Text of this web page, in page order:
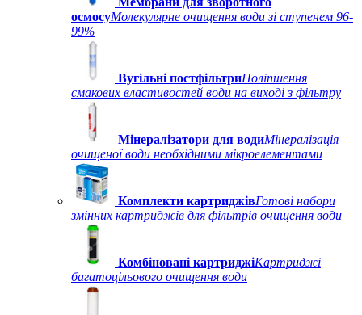
осмосуМолекулярне очищення води зі ступенем 96-
99%
Вугільні постфільтриПоліпшення
смакових властивостей води на виході з фільтру
Мінералізатори для водиМінералізація
очищеної води необхідними мікроелементами
Комплекти картриджівГотові набори
змінних картриджів для фільтрів очищення води
Комбіновані картриджіКартриджі
багатоцільового очищення води